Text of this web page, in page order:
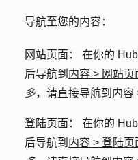
导航至您的内容：
网站页面 ： 在你的
后导航到 内容 > 网站页
多，请直接导航到 内容
登陆页面 ： 在你的
后导航到 内容 > 登陆页